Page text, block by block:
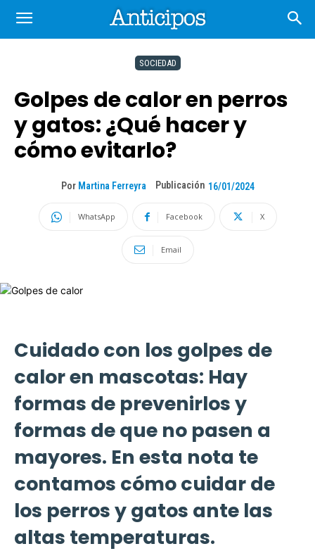
SOCIEDAD
Golpes de calor en perros
y gatos: ¿Qué hacer y
cómo evitarlo?
Por Martina Ferreyra Publicación 16/01/2024
WhatsApp Facebook X
Email
Cuidado con los golpes de
calor en mascotas: Hay
formas de prevenirlos y
formas de que no pasen a
mayores. En esta nota te
contamos cómo cuidar de
los perros y gatos ante las
altas temperaturas.